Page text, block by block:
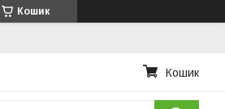
Кошик
Кошик